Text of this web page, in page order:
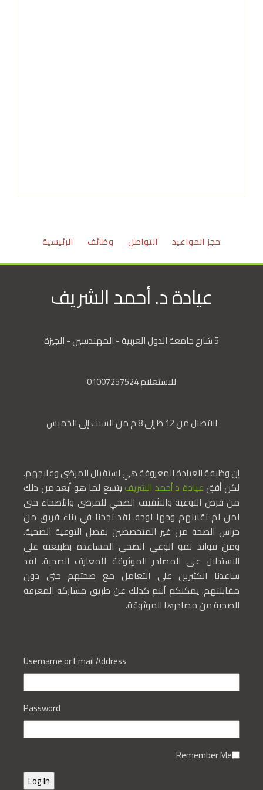
حجز المواعيد التواصل وظائف الرئيسية
عيادة د. أحمد الشريف
5 شارع جامعة الدول العربية - المهندسين - الجيزة
للاستعلام 01007257524
الاتصال من 12 ظ إلى 8 م من السبت إلى الخميس
إن وظيفة العيادة المعروفة هي استقبال المرضى وعلاجهم.
لكن أفق عيادة د أحمد الشريفيتسع لما هو أبعد من ذلك
من فرص التوعية والتثقيف الصحي للمرضى والأصحاء حتى
لمن لم نقابلهم وجها لوجه. لقد نجحنا في بناء فريق من
حراس الصحة من غير المتخصصين بفضل التوعية الصحية.
ومن فوائد نمو الوعي الصحي المساعدة بطبيعته على
الاستدلال على المصادر الموثوقة للمعارف الصحية. لقد
ساعدنا الكثيرين على التعامل مع صحتهم حتى دون
مقابلتهم. يمكنكم أنتم كذلك عن طريق مشاركة المعرفة
الصحية من مصادرها الموثوقة.
Username or Email Address
Password
Remember Me